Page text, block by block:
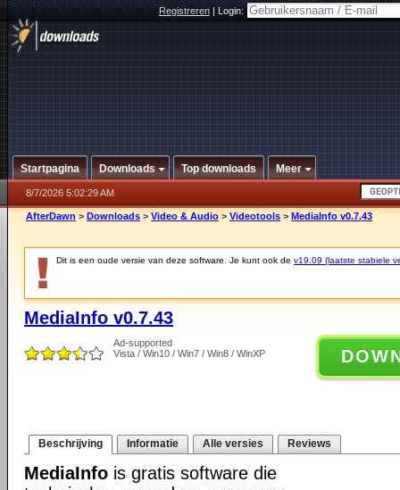
Registreren|Login:
Startpagina Downloads Top downloads Meer
8/7/2026 5:02:29 AM
AfterDawn > Downloads > Video & Audio > Videotools > MediaInfo v0.7.43
Dit is een oude versie van deze software. Je kunt ook de v19.09 (laatste stabiele
MediaInfo v0.7.43
Ad-supported
Vista / Win10 / Win7 / Win8 / WinXP
Beschrijving Informatie Alle versies Reviews
MediaInfo is gratis software die